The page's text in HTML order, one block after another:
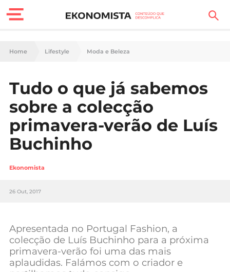
Finanças Pessoais
Carreira
Casa
Lifestyle
Sociedade
Tecnologia
Negócios
Mundial 2026
Home Lifestyle Moda e Beleza
Tudo o que já sabemos
sobre a colecção
primavera-verão de Luís
Buchinho
Ekonomista
26 Out, 2017
Apresentada no Portugal Fashion, a
colecção de Luís Buchinho para a próxima
primavera-verão foi uma das mais
aplaudidas. Falámos com o criador e